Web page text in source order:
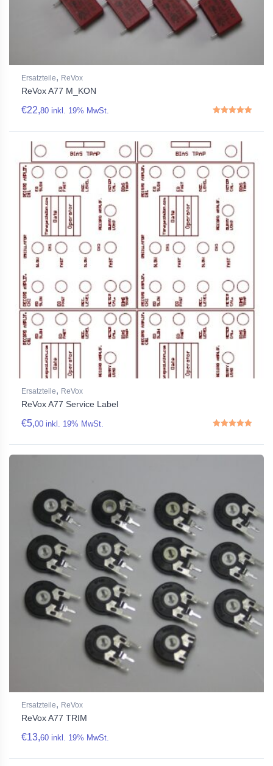
Ersatzteile, ReVox
ReVox A77 M_KON
€22,80 inkl. 19% MwSt.
Ersatzteile, ReVox
ReVox A77 Service Label
€5,00 inkl. 19% MwSt.
Rated5.00out of 5
Ersatzteile, ReVox
ReVox A77 TRIM
€13,60 inkl. 19% MwSt.